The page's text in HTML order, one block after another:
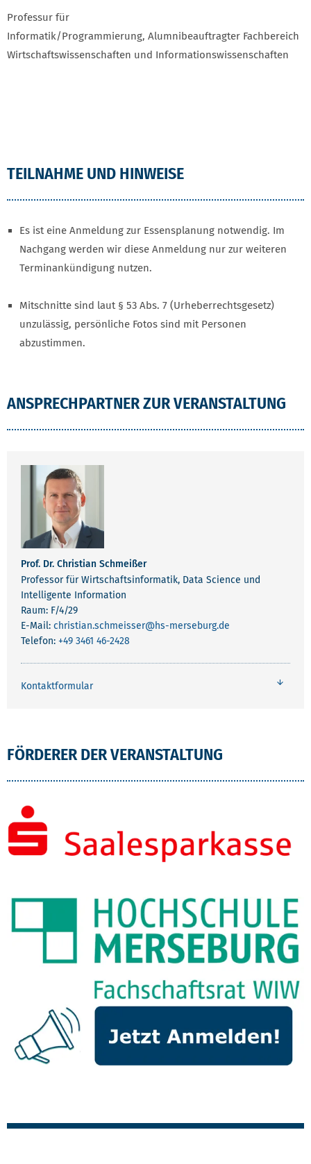
Professur für
Informatik/Programmierung, Alumnibeauftragter Fachbereich
Wirtschaftswissenschaften und Informationswissenschaften
TEILNAHME UND HINWEISE
Es ist eine Anmeldung zur Essensplanung notwendig. Im
Nachgang werden wir diese Anmeldung nur zur weiteren
Terminankündigung nutzen.
Mitschnitte sind laut § 53 Abs. 7 (Urheberrechtsgesetz)
unzulässig, persönliche Fotos sind mit Personen
abzustimmen.
ANSPRECHPARTNER ZUR VERANSTALTUNG
Prof. Dr. Christian Schmeißer
Professor für Wirtschaftsinformatik, Data Science und
Intelligente Information
Raum: F/4/29
E-Mail: christian.schmeisser@hs-merseburg.de
Telefon: +49 3461 46-2428
Kontaktformular
FÖRDERER DER VERANSTALTUNG
SPONSOR